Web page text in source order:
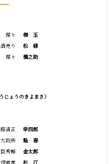
猩々
酒売り
猩々
梅
玉
松
緑
橋之助
じょうのきよまさ）
清正
大政所
秀頼
直孝
幸四郎
魁
春
金太郎
松
江